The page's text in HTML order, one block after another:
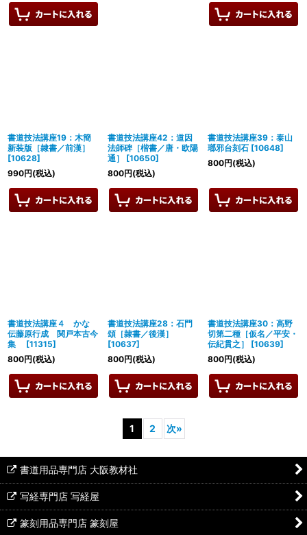
書道技法講座19：木簡
新装版［隷書／前漢］
[10628]
990円(税込)
書道技法講座42：道因
法師碑［楷書／唐・欧陽
通］
[10650]
800円(税込)
書道技法講座39：泰山
瑯邪台刻石 [10648]
800円(税込)
書道技法講座４ かな
伝藤原行成 関戸本古今
集
[11315]
800円(税込)
書道技法講座28：石門
頌［隷書／後漢］
[10637]
800円(税込)
書道技法講座30：高野
切第二種［仮名／平安・
伝紀貫之］
[10639]
800円(税込)
1 2 次»
書道用品専門店 大阪教材社
写経専門店 写経屋
篆刻用品専門店 篆刻屋